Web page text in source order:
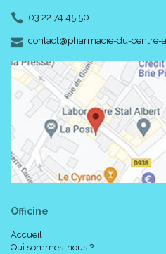
03 22 74 45 50
contact-
@-
pharmacie-du-centre-
Officine
Accueil
Qui sommes-nous ?